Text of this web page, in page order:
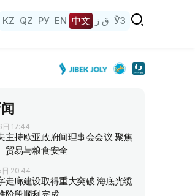
KZ QZ РУ EN 中文 ق ز ЎЗ
17:44
主持欧亚政府间理事会会议 聚焦
贸易与粮食安全
20:44
走廊建设取得重大突破 海底光缆